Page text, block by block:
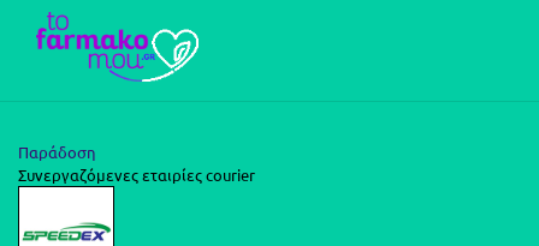
Παράδοση
Συνεργαζόμενες εταιρίες courier